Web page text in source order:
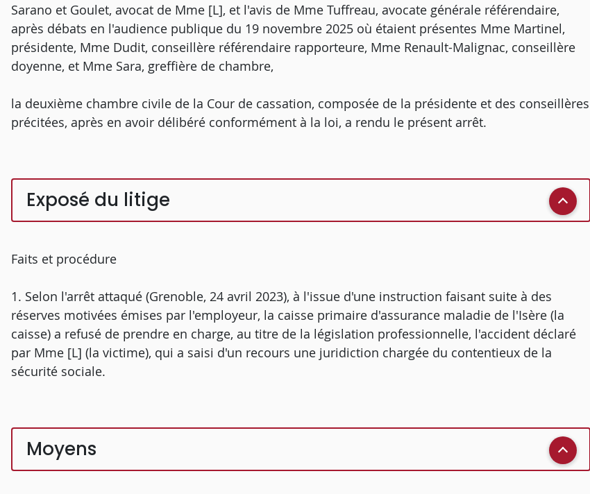
Sarano et Goulet, avocat de Mme [L], et l'avis de Mme Tuffreau, avocate générale référendaire,
après débats en l'audience publique du 19 novembre 2025 où étaient présentes Mme Martinel,
présidente, Mme Dudit, conseillère référendaire rapporteure, Mme Renault-Malignac, conseillère
doyenne, et Mme Sara, greffière de chambre,
la deuxième chambre civile de la Cour de cassation, composée de la présidente et des conseillères
précitées, après en avoir délibéré conformément à la loi, a rendu le présent arrêt.
Exposé du litige
Faits et procédure
1. Selon l'arrêt attaqué (Grenoble, 24 avril 2023), à l'issue d'une instruction faisant suite à des
réserves motivées émises par l'employeur, la caisse primaire d'assurance maladie de l'Isère (la
caisse) a refusé de prendre en charge, au titre de la législation professionnelle, l'accident déclaré
par Mme [L] (la victime), qui a saisi d'un recours une juridiction chargée du contentieux de la
sécurité sociale.
Moyens